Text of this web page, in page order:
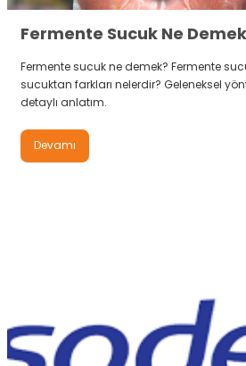
Fermente Sucuk Ne
Fermente sucuk ne demek? Fermente
sucuktan farkları nelerdir? Geleneksel
detaylı anlatım.
Devamı